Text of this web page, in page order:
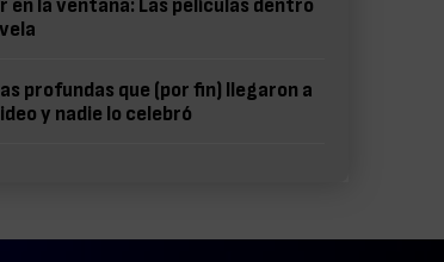
en la ventana: Las películas dentro
profundas que (por fin) llegaron a
y nadie lo celebró